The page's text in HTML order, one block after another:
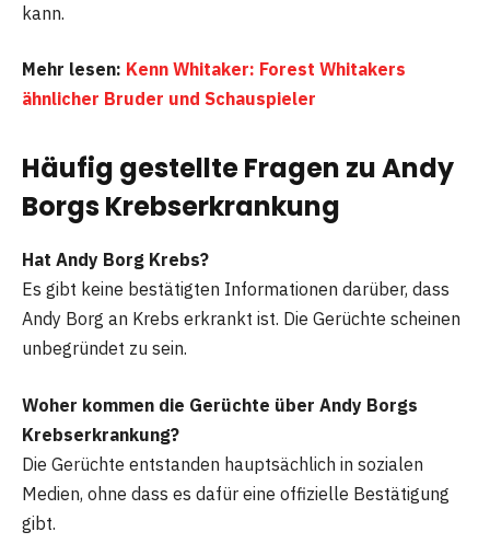
kann.
Mehr lesen: Kenn Whitaker: Forest Whitakers
ähnlicher Bruder und Schauspieler
Häufig gestellte Fragen zu Andy
Borgs Krebserkrankung
Hat Andy Borg Krebs?
Es gibt keine bestätigten Informationen darüber, dass
Andy Borg an Krebs erkrankt ist. Die Gerüchte scheinen
unbegründet zu sein.
Woher kommen die Gerüchte über Andy Borgs
Krebserkrankung?
Die Gerüchte entstanden hauptsächlich in sozialen
Medien, ohne dass es dafür eine offizielle Bestätigung
gibt.